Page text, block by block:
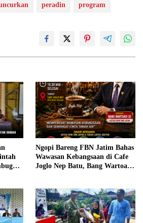
peradin program
Ngopi Bareng FBN Jatim Bahas
Wawasan Kebangsaan di Cafe
Joglo Nep Batu, Bang Wartoadi